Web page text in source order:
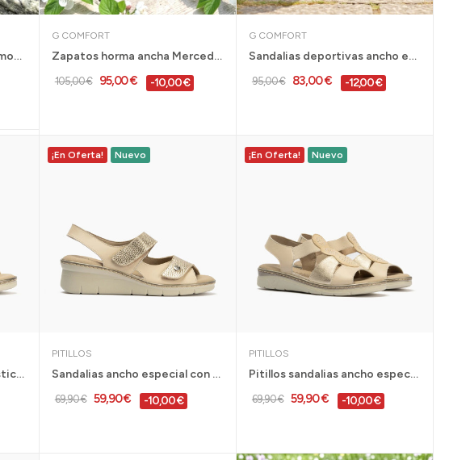
Deportiva ancho especial montaña Reisa Bestard...
G COMFORT
Zapatos horma ancha Mercedes G Comfort en azul...
105,00 € 95,00 € -10,00 €
G COMFORT
Sandalias deportivas ancho especial G comfort...
95,00 € 83,00 € -12,00 €
Sandalias con material elástico horma ancha...
¡En Oferta! Nuevo
PITILLOS
Sandalias ancho especial con velcro para mujer...
69,90 € 59,90 € -10,00 €
¡En Oferta! Nuevo
PITILLOS
Pitillos sandalias ancho especial con...
69,90 € 59,90 € -10,00 €